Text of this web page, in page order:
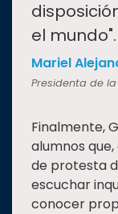
el mundo".
Mariel
Presidenta de
Finalmente,
alumnos
de protesta
escuchar
conocer